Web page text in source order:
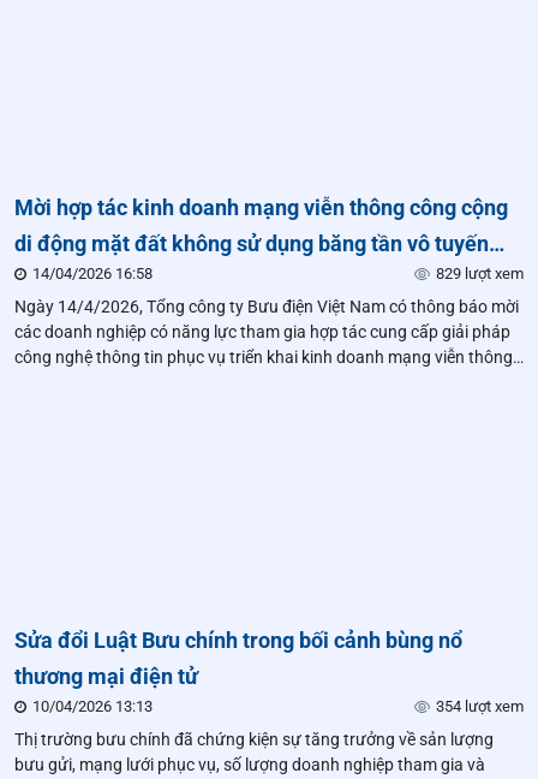
Mời hợp tác kinh doanh mạng viễn thông công cộng
di động mặt đất không sử dụng băng tần vô tuyến
điện (mạng viễn thông di động ảo)
14/04/2026 16:58 829 lượt xem
Ngày 14/4/2026, Tổng công ty Bưu điện Việt Nam có thông báo mời
các doanh nghiệp có năng lực tham gia hợp tác cung cấp giải pháp
công nghệ thông tin phục vụ triển khai kinh doanh mạng viễn thông
Sửa đổi Luật Bưu chính trong bối cảnh bùng nổ
thương mại điện tử
10/04/2026 13:13 354 lượt xem
Thị trường bưu chính đã chứng kiện sự tăng trưởng về sản lượng
bưu gửi, mạng lưới phục vụ, số lượng doanh nghiệp tham gia và